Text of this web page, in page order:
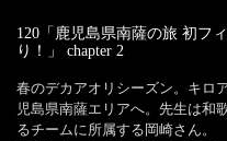
120「鹿児島県南薩の旅 初フ
り！」
chapter 2
春のデカアオリシーズン。キロ
児島県南薩エリアへ。先生は和
るチームに所属する岡崎さん。